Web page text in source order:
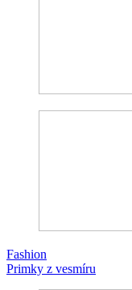
Fashion
Primky z vesmíru